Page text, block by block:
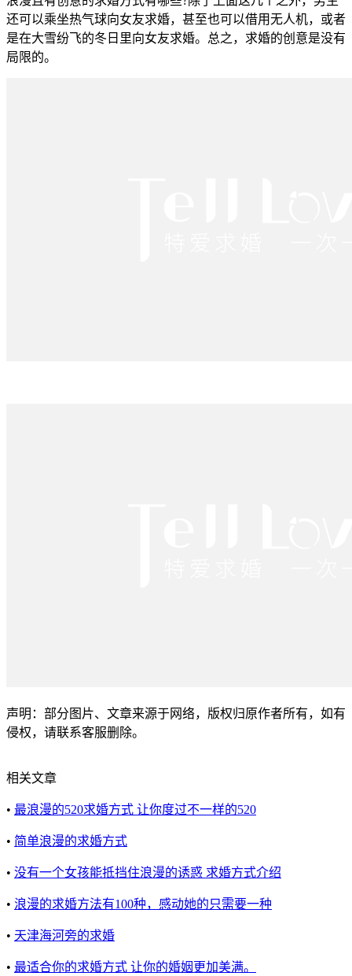
还可以乘坐热气球向女友求婚，甚至也可以借用无人机，或者
是在大雪纷飞的冬日里向女友求婚。总之，求婚的创意是没有
局限的。
声明：部分图片、文章来源于网络，版权归原作者所有，如有
侵权，请联系客服删除。
相关文章
• 最浪漫的520求婚方式 让你度过不一样的520
• 简单浪漫的求婚方式
• 没有一个女孩能抵挡住浪漫的诱惑 求婚方式介绍
• 浪漫的求婚方法有100种，感动她的只需要一种
• 天津海河旁的求婚
• 最适合你的求婚方式 让你的婚姻更加美满。